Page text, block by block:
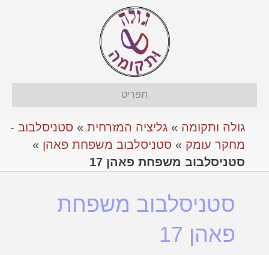
תפריט
גולה ותקומה » גליציה המזרחית » סטניסלבוב -
מחקר עומק » סטניסלבוב משפחת פאהן »
סטניסלבוב משפחת פאהן 17
סטניסלבוב משפחת
פאהן 17